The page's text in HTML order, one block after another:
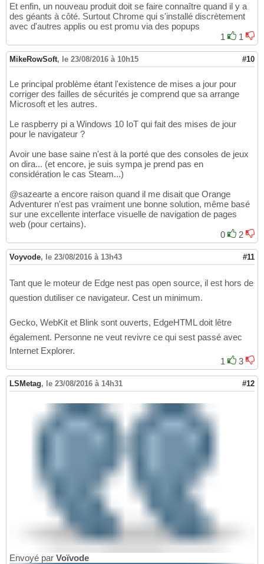
Et enfin, un nouveau produit doit se faire connaître quand il y a
des géants à côté. Surtout Chrome qui s'installé discrètement
avec d'autres applis ou est promu via des popups
1
1
MikeRowSoft, le 23/08/2016 à 10h15 #10
Le principal problème étant l'existence de mises a jour pour
corriger des failles de sécurités je comprend que sa arrange
Microsoft et les autres.
Le raspberry pi a Windows 10 IoT qui fait des mises de jour
pour le navigateur ?
Avoir une base saine n'est à la porté que des consoles de jeux
on dira... (et encore, je suis sympa je prend pas en
considération le cas Steam...)
@sazearte a encore raison quand il me disait que Orange
Adventurer n'est pas vraiment une bonne solution, même basé
sur une excellente interface visuelle de navigation de pages
web (pour certains).
0
2
Voyvode, le 23/08/2016 à 13h43 #11
Tant que le moteur de Edge nest pas open source, il est hors de
question dutiliser ce navigateur. Cest un minimum.
Gecko, WebKit et Blink sont ouverts, EdgeHTML doit lêtre
également. Personne ne veut revivre ce qui sest passé avec
Internet Explorer.
1
3
LSMetag, le 23/08/2016 à 14h31 #12
Envoyé par Voïvode